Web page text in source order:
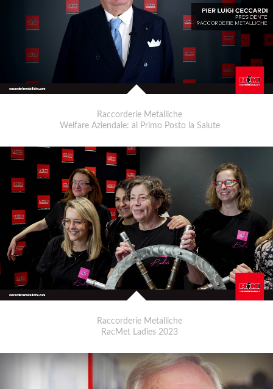
Raccorderie Metalliche
Welfare Aziendale: al Primo Posto la Salute
Raccorderie Metalliche
RacMet Ladies 2023